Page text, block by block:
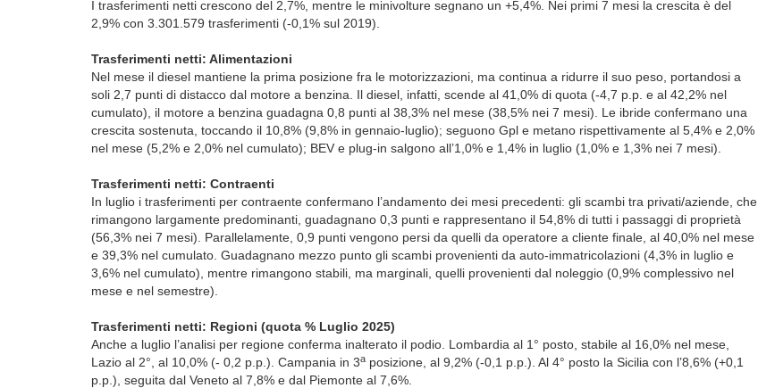
I trasferimenti netti crescono del 2,7%, mentre le minivolture segnano un +5,4%. Nei primi 7 mesi la crescita è del
2,9% con 3.301.579 trasferimenti (-0,1% sul 2019).
Trasferimenti netti: Alimentazioni
Nel mese il diesel mantiene la prima posizione fra le motorizzazioni, ma continua a ridurre il suo peso, portandosi a
soli 2,7 punti di distacco dal motore a benzina. Il diesel, infatti, scende al 41,0% di quota (-4,7 p.p. e al 42,2% nel
cumulato), il motore a benzina guadagna 0,8 punti al 38,3% nel mese (38,5% nei 7 mesi). Le ibride confermano una
crescita sostenuta, toccando il 10,8% (9,8% in gennaio-luglio); seguono Gpl e metano rispettivamente al 5,4% e 2,0%
nel mese (5,2% e 2,0% nel cumulato); BEV e plug-in salgono all’1,0% e 1,4% in luglio (1,0% e 1,3% nei 7 mesi).
Trasferimenti netti: Contraenti
In luglio i trasferimenti per contraente confermano l’andamento dei mesi precedenti: gli scambi tra privati/aziende, che
rimangono largamente predominanti, guadagnano 0,3 punti e rappresentano il 54,8% di tutti i passaggi di proprietà
(56,3% nei 7 mesi). Parallelamente, 0,9 punti vengono persi da quelli da operatore a cliente finale, al 40,0% nel mese
e 39,3% nel cumulato. Guadagnano mezzo punto gli scambi provenienti da auto-immatricolazioni (4,3% in luglio e
3,6% nel cumulato), mentre rimangono stabili, ma marginali, quelli provenienti dal noleggio (0,9% complessivo nel
mese e nel semestre).
Trasferimenti netti: Regioni (quota % Luglio 2025)
Anche a luglio l’analisi per regione conferma inalterato il podio. Lombardia al 1° posto, stabile al 16,0% nel mese,
Lazio al 2°, al 10,0% (- 0,2 p.p.). Campania in 3a posizione, al 9,2% (-0,1 p.p.). Al 4° posto la Sicilia con l’8,6% (+0,1
p.p.), seguita dal Veneto al 7,8% e dal Piemonte al 7,6%.